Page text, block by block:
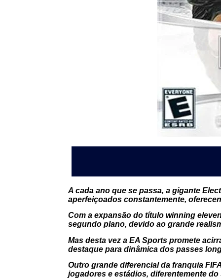
A cada ano que se passa, a gigante
aperfeiçoados constantemente,
Com a expansão do título winning
segundo plano, devido ao grande
Mas desta vez a EA Sports promete
destaque para dinâmica dos passes
Outro grande diferencial da franquia
jogadores e estádios, diferentemente